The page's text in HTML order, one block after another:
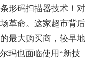
形码扫描器技术！对
革命。这家超市背后
最大购买商，较早地
玛也面临使用“新技